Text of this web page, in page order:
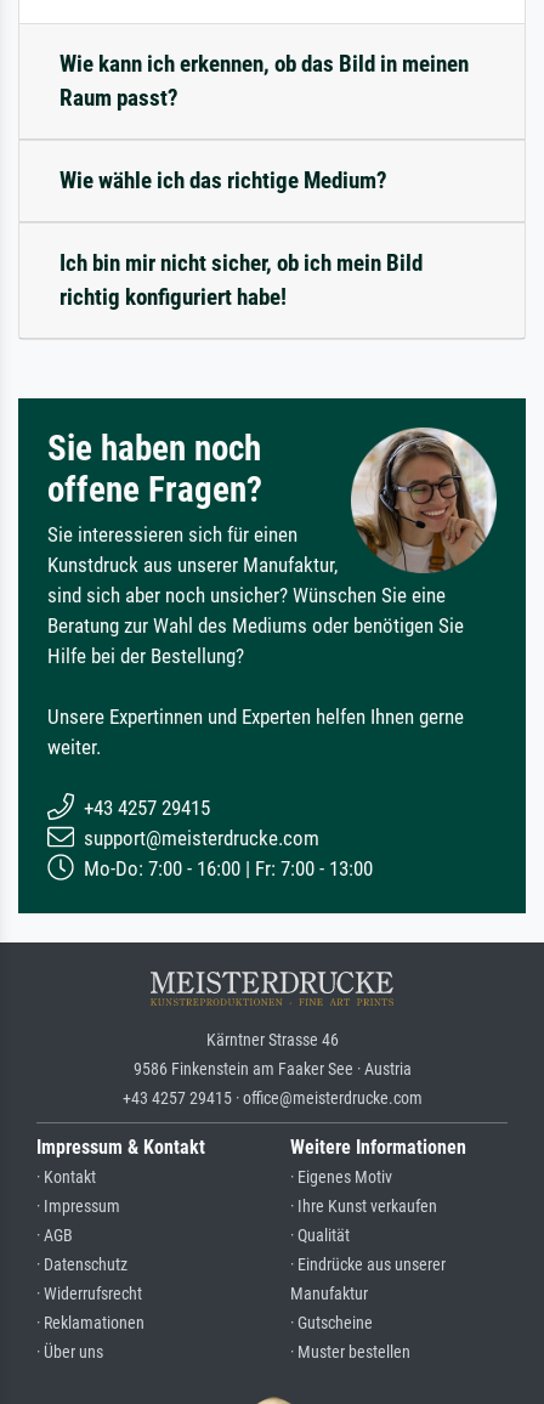
Wie kann ich erkennen, ob das Bild in meinen
Raum passt?
Wie wähle ich das richtige Medium?
Ich bin mir nicht sicher, ob ich mein Bild
richtig konfiguriert habe!
Sie haben noch
offene Fragen?
Sie interessieren sich für einen
Kunstdruck aus unserer Manufaktur,
sind sich aber noch unsicher? Wünschen Sie eine
Beratung zur Wahl des Mediums oder benötigen Sie
Hilfe bei der Bestellung?
Unsere Expertinnen und Experten helfen Ihnen gerne
weiter.
+43 4257 29415
support@meisterdrucke.com
Mo-Do: 7:00 - 16:00 | Fr: 7:00 - 13:00
Kärntner Strasse 46
9586 Finkenstein am Faaker See · Austria
+43 4257 29415 · office@meisterdrucke.com
Impressum & Kontakt
· Kontakt
· Impressum
· AGB
· Datenschutz
· Widerrufsrecht
· Reklamationen
· Über uns
Weitere Informationen
· Eigenes Motiv
· Ihre Kunst verkaufen
· Qualität
· Eindrücke aus unserer
Manufaktur
· Gutscheine
· Muster bestellen